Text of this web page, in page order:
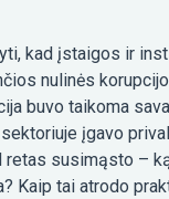
kad įstaigos ir
nulinės
buvo taikoma
įgavo
retas susimąsto –
Kaip tai atrodo